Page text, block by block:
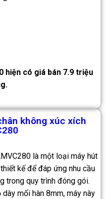
hiện có giá bán 7.9 triệu
không xúc xích
là một loại máy hút
kế để đáp ứng nhu cầu
trong quy trình đóng gói.
mối hàn 8mm, máy này